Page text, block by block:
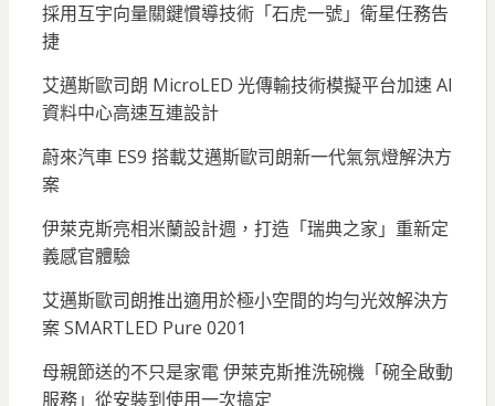
採用互宇向量關鍵慣導技術「石虎一號」衛星任務告
捷
艾邁斯歐司朗 MicroLED 光傳輸技術模擬平台加速 AI
資料中心高速互連設計
蔚來汽車 ES9 搭載艾邁斯歐司朗新一代氣氛燈解決方
案
伊萊克斯亮相米蘭設計週，打造「瑞典之家」重新定
義感官體驗
艾邁斯歐司朗推出適用於極小空間的均勻光效解決方
案 SMARTLED Pure 0201
母親節送的不只是家電 伊萊克斯推洗碗機「碗全啟動
服務」從安裝到使用一次搞定